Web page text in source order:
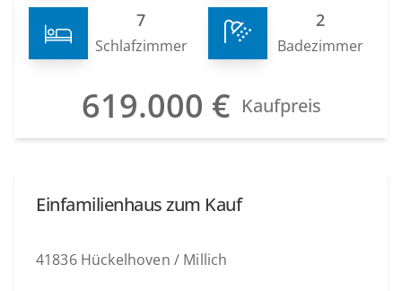
7
Schlafzimmer
2
Badezimmer
619.000 € Kaufpreis
Einfamilienhaus zum Kauf
41836 Hückelhoven / Millich